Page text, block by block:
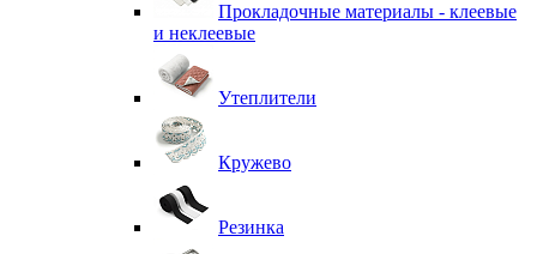
Прокладочные материалы - клеевые
и неклеевые
Утеплители
Кружево
Резинка